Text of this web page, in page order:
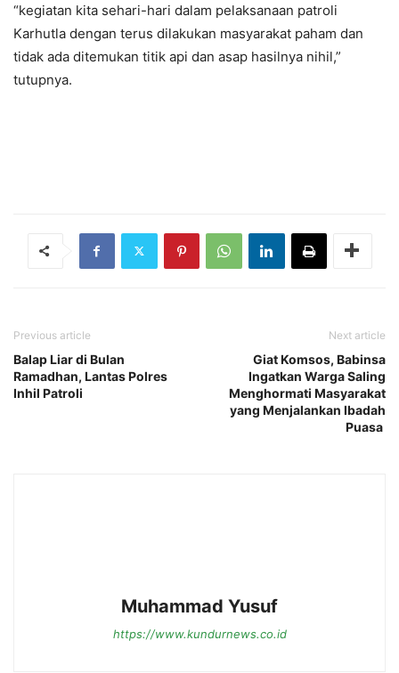
“kegiatan kita sehari-hari dalam pelaksanaan patroli
Karhutla dengan terus dilakukan masyarakat paham dan
tidak ada ditemukan titik api dan asap hasilnya nihil,”
tutupnya.
Previous article
Balap Liar di Bulan
Ramadhan, Lantas Polres
Inhil Patroli
Next article
Giat Komsos, Babinsa
Ingatkan Warga Saling
Menghormati Masyarakat
yang Menjalankan Ibadah
Puasa
Muhammad Yusuf
https://www.kundurnews.co.id